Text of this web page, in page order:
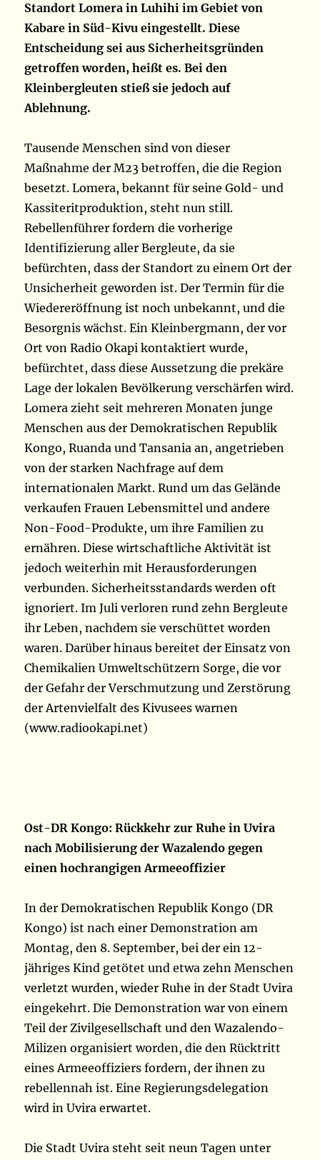
Standort Lomera in Luhihi im Gebiet von
Kabare in Süd-Kivu eingestellt. Diese
Entscheidung sei aus Sicherheitsgründen
getroffen worden, heißt es. Bei den
Kleinbergleuten stieß sie jedoch auf
Ablehnung.
Tausende Menschen sind von dieser
Maßnahme der M23 betroffen, die die Region
besetzt. Lomera, bekannt für seine Gold- und
Kassiteritproduktion, steht nun still.
Rebellenführer fordern die vorherige
Identifizierung aller Bergleute, da sie
befürchten, dass der Standort zu einem Ort der
Unsicherheit geworden ist. Der Termin für die
Wiedereröffnung ist noch unbekannt, und die
Besorgnis wächst. Ein Kleinbergmann, der vor
Ort von Radio Okapi kontaktiert wurde,
befürchtet, dass diese Aussetzung die prekäre
Lage der lokalen Bevölkerung verschärfen wird.
Lomera zieht seit mehreren Monaten junge
Menschen aus der Demokratischen Republik
Kongo, Ruanda und Tansania an, angetrieben
von der starken Nachfrage auf dem
internationalen Markt. Rund um das Gelände
verkaufen Frauen Lebensmittel und andere
Non-Food-Produkte, um ihre Familien zu
ernähren. Diese wirtschaftliche Aktivität ist
jedoch weiterhin mit Herausforderungen
verbunden. Sicherheitsstandards werden oft
ignoriert. Im Juli verloren rund zehn Bergleute
ihr Leben, nachdem sie verschüttet worden
waren. Darüber hinaus bereitet der Einsatz von
Chemikalien Umweltschützern Sorge, die vor
der Gefahr der Verschmutzung und Zerstörung
der Artenvielfalt des Kivusees warnen
(www.radiookapi.net)
Ost-DR Kongo: Rückkehr zur Ruhe in Uvira
nach Mobilisierung der Wazalendo gegen
einen hochrangigen Armeeoffizier
In der Demokratischen Republik Kongo (DR
Kongo) ist nach einer Demonstration am
Montag, den 8. September, bei der ein 12-
jähriges Kind getötet und etwa zehn Menschen
verletzt wurden, wieder Ruhe in der Stadt Uvira
eingekehrt. Die Demonstration war von einem
Teil der Zivilgesellschaft und den Wazalendo-
Milizen organisiert worden, die den Rücktritt
eines Armeeoffiziers fordern, der ihnen zu
rebellennah ist. Eine Regierungsdelegation
wird in Uvira erwartet.
Die Stadt Uvira steht seit neun Tagen unter